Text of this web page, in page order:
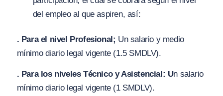
del empleo al que aspiren, así:
. Para el nivel Profesional; Un salario y medio
mínimo diario legal vigente (1.5 SMDLV).
. Para los niveles Técnico y Asistencial: Un salario
mínimo diario legal vigente (1 SMDLV).